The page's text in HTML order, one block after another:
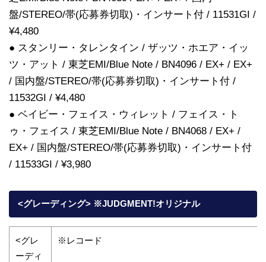
盤/STEREO/帯(応募券切取)・インサート付 / 11531GI /
¥4,480
● スタンリー・タレンタイン / ザッツ・ホエア・イッ
ツ・アット / 東芝EMI/Blue Note / BN4096 / EX+ / EX+
/ 国内盤/STEREO/帯(応募券切取)・インサート付 /
11532GI / ¥4,480
● ベイビー・フェイス・ウィレット / フェイス・ト
ゥ・フェイス / 東芝EMI/Blue Note / BN4068 / EX+ /
EX+ / 国内盤/STEREO/帯(応募券切取)・インサート付
/ 11533GI / ¥3,980
<グレーディング> ※JUDGMENT!オリジナル
<グレ
ーディ
※レコード